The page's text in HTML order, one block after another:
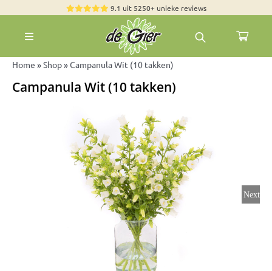
9.1 uit 5250+ unieke reviews
Toggle
Rozen
Zomerbloemen
Groen & Decoratief
Home »Shop»Campanula Wit (10 takken)
Campanula Wit (10 takken)
Next